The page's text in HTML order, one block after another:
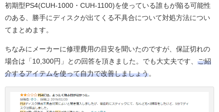
初期型PS4(CUH-1000・CUH-1100)を使っている誰もが陥る可能性
のある、勝手にディスクが出てくる不具合について対処方法につい
てまとめます。
ちなみにメーカーに修理費用の目安を聞いたのですが、保証切れの
場合は「 10,300円 」との回答を頂きました。でも大丈夫です、 ご紹
介するアイテムを使って自力で改善しましょう